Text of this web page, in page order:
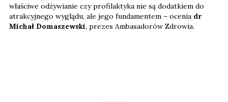
właściwe odżywianie czy profilaktyka nie są dodatkiem do
atrakcyjnego wyglądu, ale jego fundamentem – ocenia dr
Michał Domaszewski, prezes Ambasadorów Zdrowia.